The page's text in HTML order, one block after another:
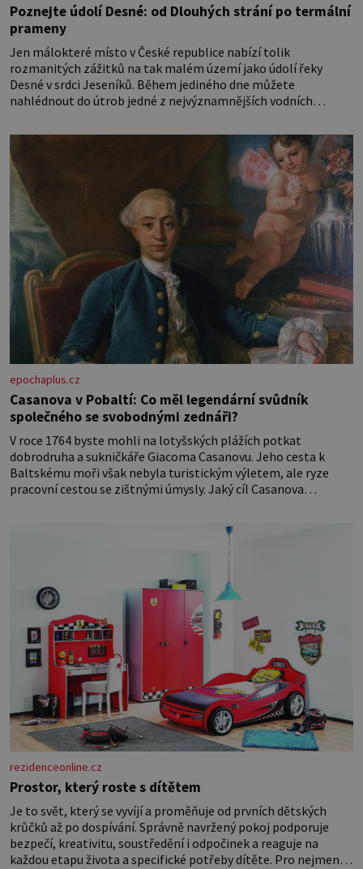
Poznejte údolí Desné: od Dlouhých strání po termální
prameny
Jen málokteré místo v České republice nabízí tolik
rozmanitých zážitků na tak malém území jako údolí řeky
Desné v srdci Jeseníků. Během jediného dne můžete
nahlédnout do útrob jedné z nejvýznamnějších vodních
koloběžce a den zakončit poznáváním památek ve Velkých
Losinách nebo v termálním
epochaplus.cz
Casanova v Pobaltí: Co měl legendární svůdník
společného se svobodnými zednáři?
V roce 1764 byste mohli na lotyšských plážích potkat
dobrodruha a sukničkáře Giacoma Casanovu. Jeho cesta k
Baltskému moři však nebyla turistickým výletem, ale ryze
pracovní cestou se zištnými úmysly. Jaký cíl Casanova
této oblasti žádným nováčkem, protože do zednářské
rezidenceonline.cz
Prostor, který roste s dítětem
Je to svět, který se vyvíjí a proměňuje od prvních dětských
krůčků až po dospívání. Správně navržený pokoj podporuje
bezpečí, kreativitu, soustředění i odpočinek a reaguje na
každou etapu života a specifické potřeby dítěte. Pro nejmenší